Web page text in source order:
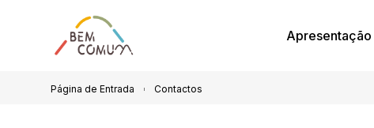
Apresentação
Página de Entrada Contactos